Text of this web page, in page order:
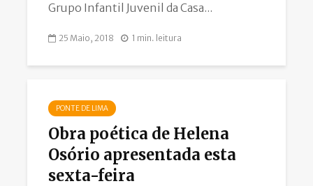
Grupo Infantil Juvenil da Casa...
25 Maio, 2018 1 min. leitura
PONTE DE LIMA
Obra poética de Helena
Osório apresentada esta
sexta-feira